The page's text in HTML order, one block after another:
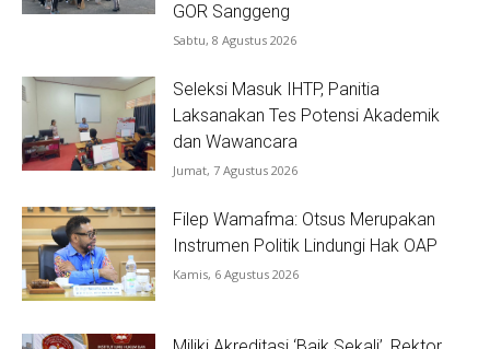
GOR Sanggeng
Sabtu, 8 Agustus 2026
Seleksi Masuk IHTP, Panitia
Laksanakan Tes Potensi Akademik
dan Wawancara
Jumat, 7 Agustus 2026
Filep Wamafma: Otsus Merupakan
Instrumen Politik Lindungi Hak OAP
Kamis, 6 Agustus 2026